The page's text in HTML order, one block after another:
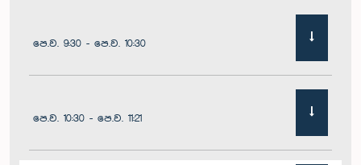
පෙ.ව. 9:30 - පෙ.ව. 10:30
පෙ.ව. 10:30 - පෙ.ව. 11:21